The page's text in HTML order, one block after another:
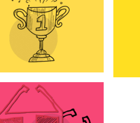
Esprit d’équipe, es-tu
là ?